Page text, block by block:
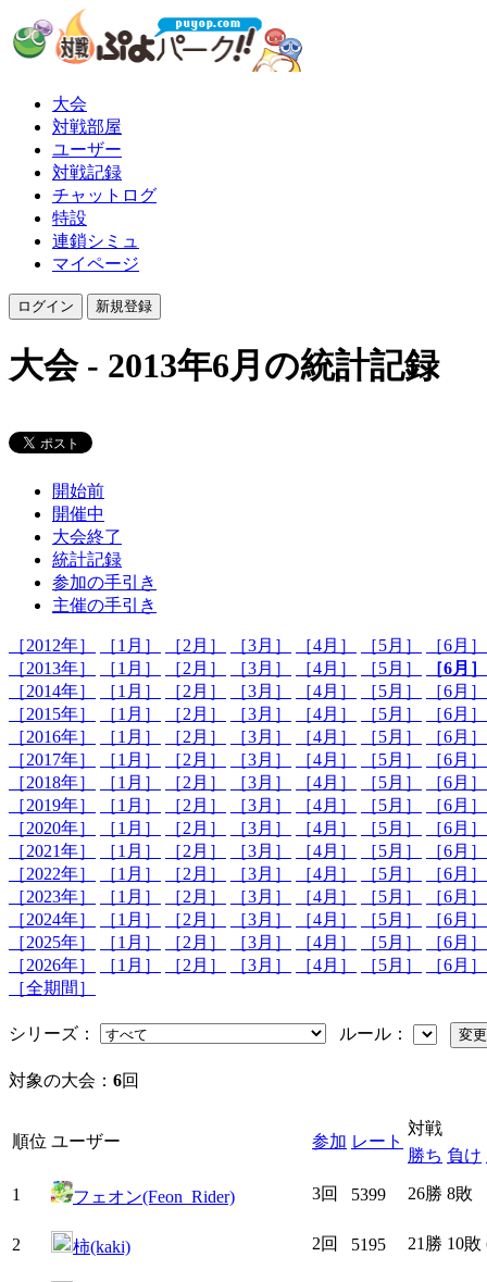
大会
対戦部屋
ユーザー
対戦記録
チャットログ
特設
連鎖シミュ
マイページ
大会 - 2013年6月の統計記録
開始前
開催中
大会終了
統計記録
参加の手引き
主催の手引き
［2012年］ ［1月］ ［2月］ ［3月］ ［4月］ ［5月］
［6月］
［2013年］
［1月］ ［2月］ ［3月］ ［4月］ ［5月］
［6月］
［2014年］
［1月］ ［2月］ ［3月］ ［4月］ ［5月］
［6月］
［2015年］
［1月］ ［2月］ ［3月］ ［4月］ ［5月］
［6月］
［2016年］
［1月］ ［2月］ ［3月］ ［4月］ ［5月］
［6月］
［2017年］
［1月］ ［2月］ ［3月］ ［4月］ ［5月］
［6月］
［2018年］
［1月］ ［2月］ ［3月］ ［4月］ ［5月］
［6月］
［2019年］
［1月］ ［2月］ ［3月］ ［4月］ ［5月］
［6月］
［2020年］
［1月］ ［2月］ ［3月］ ［4月］ ［5月］
［6月］
［2021年］
［1月］ ［2月］ ［3月］ ［4月］ ［5月］
［6月］
［2022年］
［1月］ ［2月］ ［3月］ ［4月］ ［5月］
［6月］
［2023年］
［1月］ ［2月］ ［3月］ ［4月］ ［5月］
［6月］
［2024年］
［1月］ ［2月］ ［3月］ ［4月］ ［5月］
［6月］
［2025年］
［1月］ ［2月］ ［3月］ ［4月］ ［5月］
［6月］
［2026年］
［1月］ ［2月］ ［3月］ ［4月］ ［5月］
［6月］
［全期間］
シリーズ： ルール：
対象の大会： 6回
順位 ユーザー 参加 レート
対戦
勝ち 負け
1 フェオン(Feon_Rider) 3回 5399 26勝 8敗
2 柿(kaki) 2回 5195 21勝 10敗